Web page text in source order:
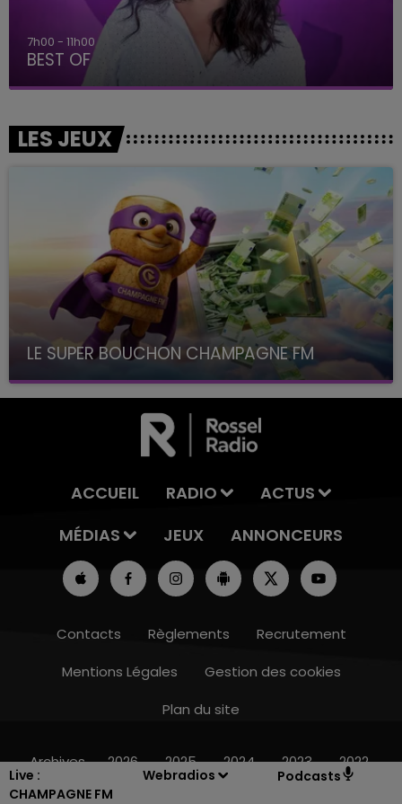
Live :
CHAMPAGNE FM
Webradios Podcasts
16h00 - 20h00
7h00 - 11h00
BEST OF
LES JEUX
LE SUPER BOUCHON CHAMPAGNE FM
avec La Famille Champagne FM, à 8H10
ACCUEIL RADIO
ACTUS
MÉDIAS
JEUX ANNONCEURS
Contacts Règlements
Recrutement
Mentions Légales
Gestion des cookies
Plan du site
Archives 2026 2025 2024 2023 2022